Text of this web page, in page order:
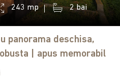
243 mp 2 bai
panorama deschisa,
| apus memorabil